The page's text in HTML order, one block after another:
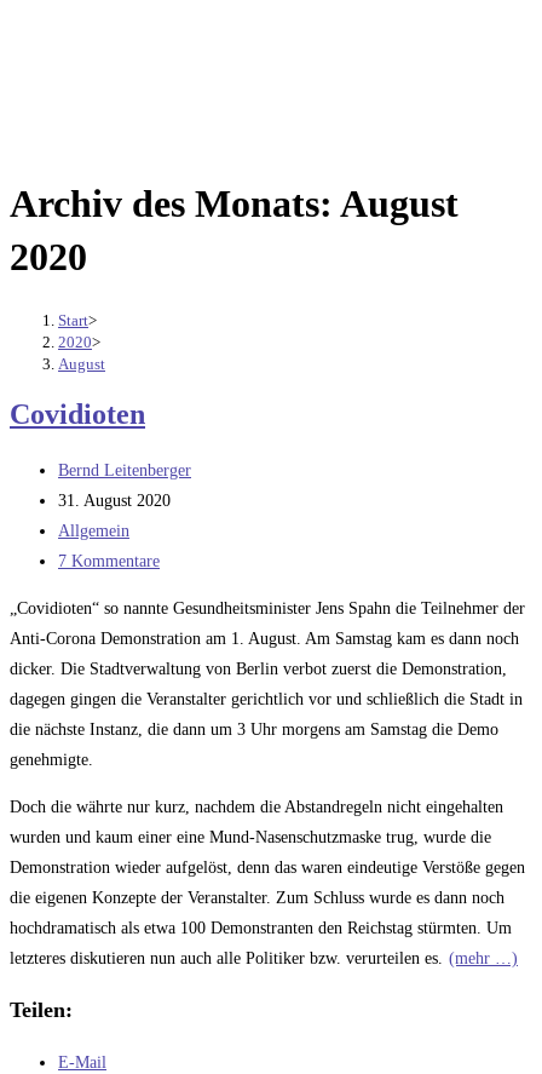
Archiv des Monats: August
2020
Start>
2020>
August
Covidioten
Beitrags-
Autor:
Bernd Leitenberger
Beitrag
veröffentlicht:
31. August 2020
Beitrags-
Kategorie:
Allgemein
Beitrags-
7 Kommentare
„Covidioten“ so nannte Gesundheitsminister Jens Spahn die Teilnehmer der
Anti-Corona Demonstration am 1. August. Am Samstag kam es dann noch
dicker. Die Stadtverwaltung von Berlin verbot zuerst die Demonstration,
dagegen gingen die Veranstalter gerichtlich vor und schließlich die Stadt in
die nächste Instanz, die dann um 3 Uhr morgens am Samstag die Demo
genehmigte.
Doch die währte nur kurz, nachdem die Abstandregeln nicht eingehalten
wurden und kaum einer eine Mund-Nasenschutzmaske trug, wurde die
Demonstration wieder aufgelöst, denn das waren eindeutige Verstöße gegen
die eigenen Konzepte der Veranstalter. Zum Schluss wurde es dann noch
hochdramatisch als etwa 100 Demonstranten den Reichstag stürmten. Um
letzteres diskutieren nun auch alle Politiker bzw. verurteilen es. (mehr …)
Teilen:
E-Mail